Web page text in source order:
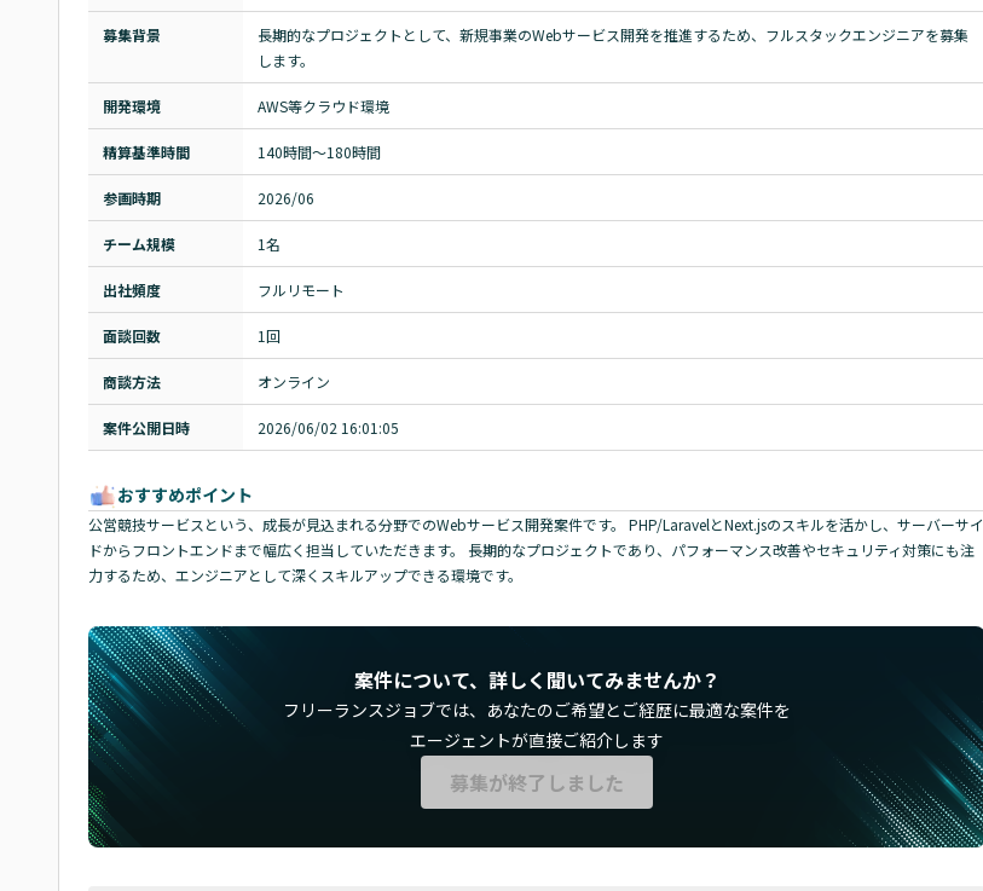
募集背景
長期的なプロジェクトとして、新規事業のWebサービス開発を推進するため、フルスタックエンジニアを募集
します。
開発環境 AWS等クラウド環境
精算基準時間 140時間〜180時間
参画時期 2026/06
チーム規模 1名
出社頻度 フルリモート
面談回数 1回
商談方法 オンライン
案件公開日時 2026/06/02 16:01:05
おすすめポイント
公営競技サービスという、成長が見込まれる分野でのWebサービス開発案件です。 PHP/LaravelとNext.jsのスキルを活かし、サーバーサイ
ドからフロントエンドまで幅広く担当していただきます。 長期的なプロジェクトであり、パフォーマンス改善やセキュリティ対策にも注
力するため、エンジニアとして深くスキルアップできる環境です。
案件について、詳しく聞いてみませんか？
フリーランスジョブでは、 あなたのご希望とご経歴に最適な案件を
エージェントが直接ご紹介します
募集が終了しました